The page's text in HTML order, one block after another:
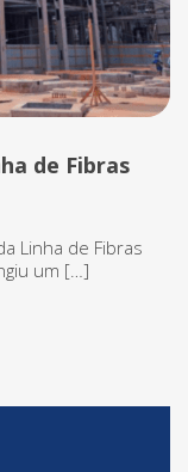
de Fibras
Linha de Fibras
um […]